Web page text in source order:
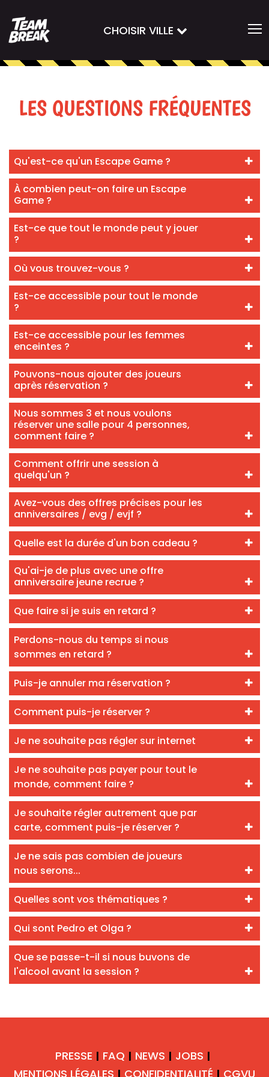
CHOISIR VILLE
LES QUESTIONS FRÉQUENTES
Qu'est-ce qu'un Escape Game ?
À combien peut-on faire un Escape
Game ?
Est-ce que tout le monde peut y jouer
?
Où vous trouvez-vous ?
Est-ce accessible pour tout le monde
?
Est-ce accessible pour les femmes
enceintes ?
Pouvons-nous ajouter des joueurs
après réservation ?
Nous sommes 3 et nous voulons
réserver une salle pour 4 personnes,
comment faire ?
Comment offrir une session à
quelqu'un ?
Avez-vous des offres précises pour les
anniversaires / evg / evjf ?
Quelle est la durée d'un bon cadeau ?
Qu'ai-je de plus avec une offre
anniversaire jeune recrue ?
Que faire si je suis en retard ?
Perdons-nous du temps si nous
sommes en retard ?
Puis-je annuler ma réservation ?
Comment puis-je réserver ?
Je ne souhaite pas régler sur internet
Je ne souhaite pas payer pour tout le
monde, comment faire ?
Je souhaite régler autrement que par
carte, comment puis-je réserver ?
Je ne sais pas combien de joueurs
nous serons...
Quelles sont vos thématiques ?
Qui sont Pedro et Olga ?
Que se passe-t-il si nous buvons de
l'alcool avant la session ?
PRESSE | FAQ | NEWS | JOBS |
MENTIONS LÉGALES CONFIDENTIALITÉ CGVU